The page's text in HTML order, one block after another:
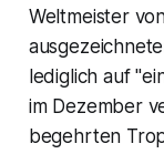
Weltmeister
lediglich auf
im Dezember
begehrten